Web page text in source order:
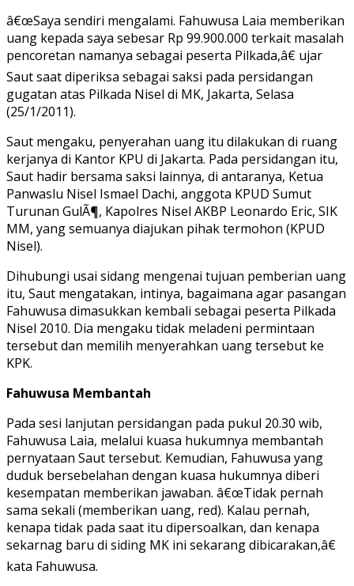
Ke
Anggota
KPU
Pusat
â€œSaya sendiri mengalami. Fahuwusa Laia memberikan
uang kepada saya sebesar Rp 99.900.000 terkait masalah
pencoretan namanya sebagai peserta Pilkada,â€ ujar
Saut saat diperiksa sebagai saksi pada persidangan
gugatan atas Pilkada Nisel di MK, Jakarta, Selasa
(25/1/2011).
Saut mengaku, penyerahan uang itu dilakukan di ruang
kerjanya di Kantor KPU di Jakarta. Pada persidangan itu,
Saut hadir bersama saksi lainnya, di antaranya, Ketua
Panwaslu Nisel Ismael Dachi, anggota KPUD Sumut
Turunan GulÃ¶, Kapolres Nisel AKBP Leonardo Eric, SIK
MM, yang semuanya diajukan pihak termohon (KPUD
Nisel).
Dihubungi usai sidang mengenai tujuan pemberian uang
itu, Saut mengatakan, intinya, bagaimana agar pasangan
Fahuwusa dimasukkan kembali sebagai peserta Pilkada
Nisel 2010. Dia mengaku tidak meladeni permintaan
tersebut dan memilih menyerahkan uang tersebut ke
KPK.
Fahuwusa Membantah
Pada sesi lanjutan persidangan pada pukul 20.30 wib,
Fahuwusa Laia, melalui kuasa hukumnya membantah
pernyataan Saut tersebut. Kemudian, Fahuwusa yang
duduk bersebelahan dengan kuasa hukumnya diberi
kesempatan memberikan jawaban. â€œTidak pernah
sama sekali (memberikan uang, red). Kalau pernah,
kenapa tidak pada saat itu dipersoalkan, dan kenapa
sekarnag baru di siding MK ini sekarang dibicarakan,â€
kata Fahuwusa.